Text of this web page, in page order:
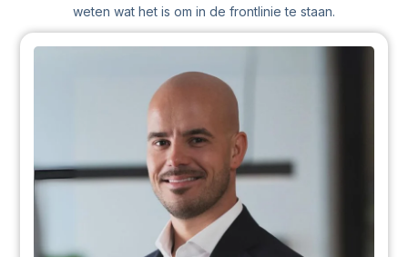
weten wat het is om in de frontlinie te staan.